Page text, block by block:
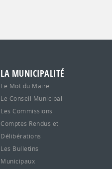
LA MUNICIPALITÉ
Le Mot du Maire
Le Conseil Municipal
Les Commissions
Comptes Rendus et
Délibérations
Les Bulletins
Municipaux